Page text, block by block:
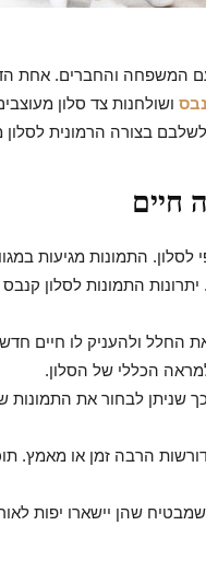
המשפחה והחברים. אחת
ושולחנות צד סלון
בצורה הרמונית לסלון
חיים
התמונות מגיעות
התמונות לסלון קנבס
החלל ולהעניק לו חיים
הכללי של הסלון.
כך שניתן לבחור את התמונות
הרבה זמן או מאמץ.
שהן יישארו יפות